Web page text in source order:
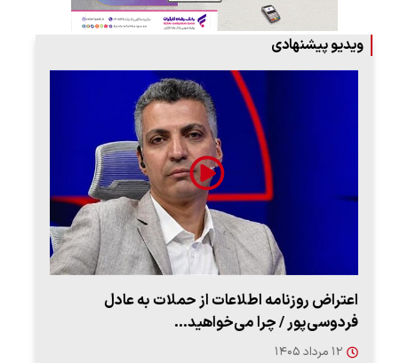
ویدیو پیشنهادی
اعتراض روزنامه اطلاعات از حملات به عادل
فردوسی‌پور / چرا می‌خواهید…
۱۲ مرداد ۱۴۰۵